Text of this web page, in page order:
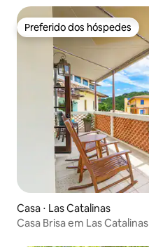
Preferido dos hóspedes
Preferido dos hóspedes
Casa ⋅ Las Catalinas
Casa Brisa em Las Catalinas